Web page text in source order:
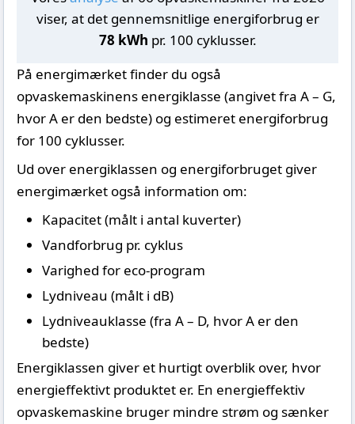
viser, at det gennemsnitlige energiforbrug er
78 kWh pr. 100 cyklusser.
På energimærket finder du også
opvaskemaskinens energiklasse (angivet fra A – G,
hvor A er den bedste) og estimeret energiforbrug
for 100 cyklusser.
Ud over energiklassen og energiforbruget giver
energimærket også information om:
Kapacitet (målt i antal kuverter)
Vandforbrug pr. cyklus
Varighed for eco-program
Lydniveau (målt i dB)
Lydniveauklasse (fra A – D, hvor A er den
bedste)
Energiklassen giver et hurtigt overblik over, hvor
energieffektivt produktet er. En energieffektiv
opvaskemaskine bruger mindre strøm og sænker